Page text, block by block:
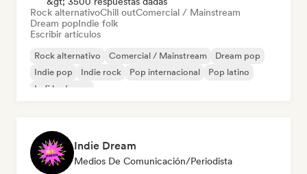
Rock alternativoChill outComercial / Mainstream
Dream popIndie folk
Escribir artículos
Rock alternativo Comercial / Mainstream
Dream pop
Indie pop
Indie rock Pop internacional
Pop latino
Lofi bedroom
Indie Dream
Medios De Comunicación/Periodista